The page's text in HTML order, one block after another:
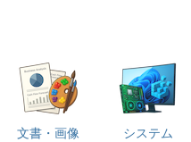
文書・画像 システム